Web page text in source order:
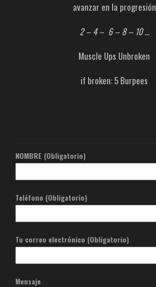
avanzar en la progresión
2 – 4 – 6 – 8 – 10 …
Muscle Ups Unbroken
if broken: 5 Burpees
NOMBRE (Obligatorio)
Teléfono (Obligatorio)
Tu correo electrónico (Obligatorio)
Mensaje